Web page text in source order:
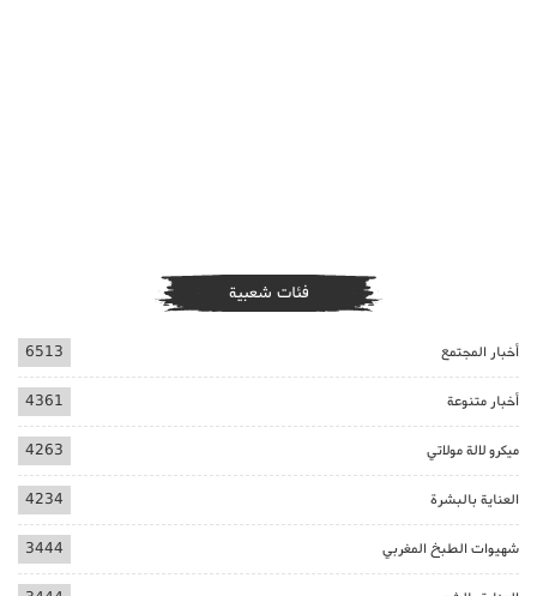
فئات شعبية
أخبار المجتمع 6513
أخبار متنوعة 4361
ميكرو لالة مولاتي 4263
العناية بالبشرة 4234
شهيوات الطبخ المغربي 3444